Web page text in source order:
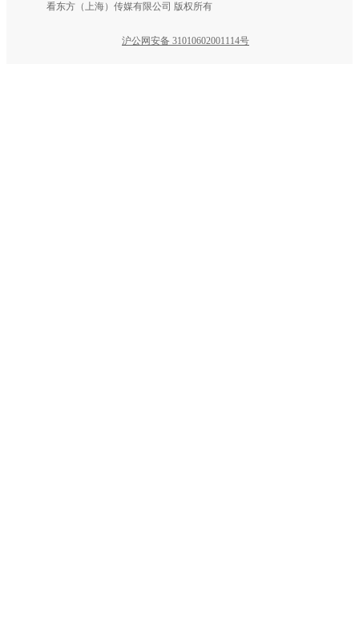
看东方（上海）传媒有限公司 版权所有
沪公网安备 31010602001114号